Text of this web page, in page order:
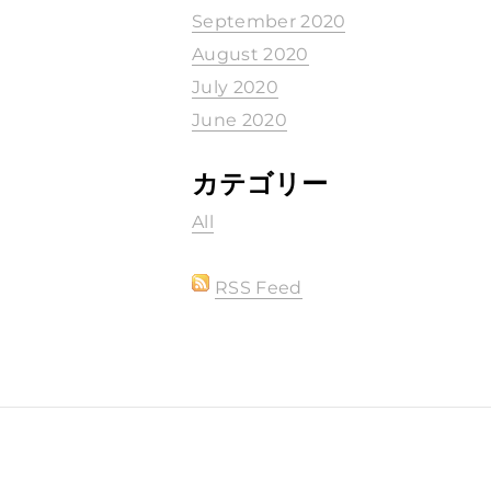
September 2020
August 2020
July 2020
June 2020
カテゴリー
All
RSS Feed